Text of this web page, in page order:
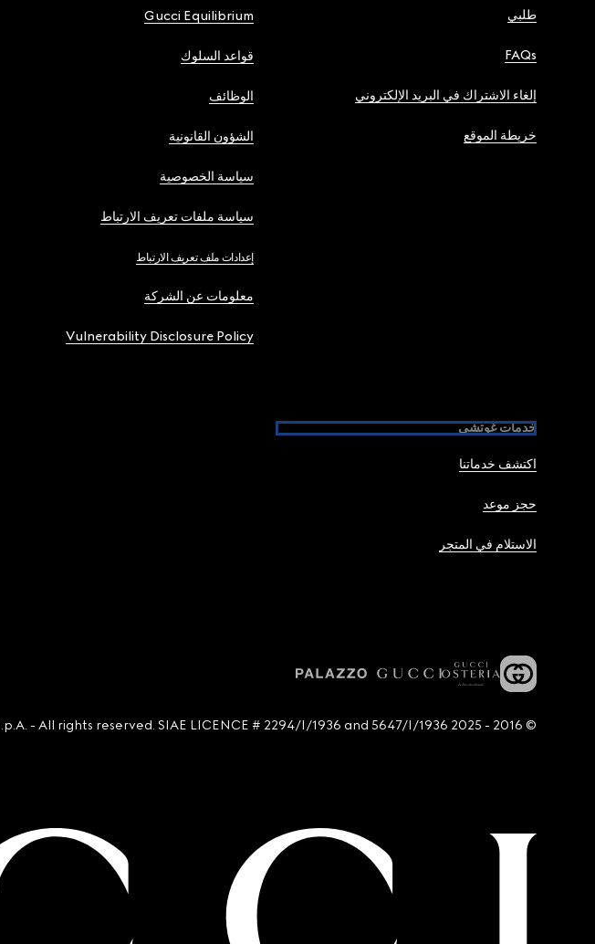
طلبي
FAQs
إلغاء الاشتراك في البريد الإلكتروني
خريطة الموقع
Gucci Equilibrium
قواعد السلوك
الوظائف
الشؤون القانونية
سياسة الخصوصية
سياسة ملفات تعريف الارتباط
إعدادات ملف تعريف الارتباط
معلومات عن الشركة
Vulnerability Disclosure Policy
خدمات غوتشي
اكتشف خدماتنا
حجز موعد
الاستلام في المتجر
© 2016 - 2025 Guccio Gucci S.p.A. - All rights reserved. SIAE LICENCE # 2294/I/1936 and 5647/I/1936